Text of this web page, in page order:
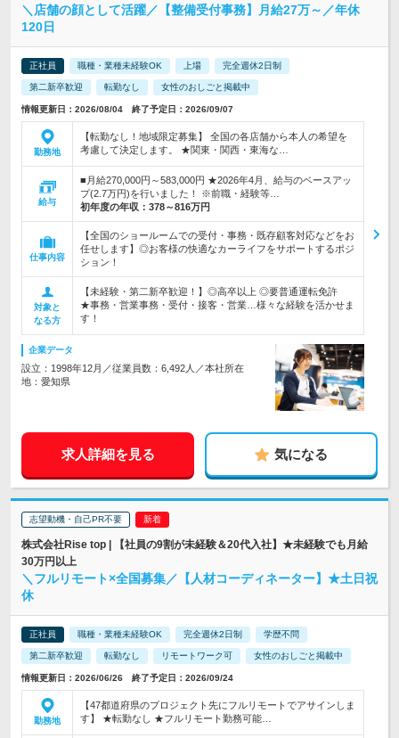
＼店舗の顔として活躍／【整備受付事務】月給27万～／年休
120日
正社員 職種・業種未経験OK 上場 完全週休2日制
第二新卒歓迎 転勤なし 女性のおしごと掲載中
情報更新日：2026/08/04 終了予定日：2026/09/07
勤務地
【転勤なし！地域限定募集】 全国の各店舗から本人の希望を
考慮して決定します。 ★関東・関西・東海な…
給与
■月給270,000円～583,000円 ★2026年4月、給与のベースアッ
プ(2.7万円)を行いました！ ※前職・経験等…
初年度の年収： 378～816万円
仕事内容
【全国のショールームでの受付・事務・既存顧客対応などをお
任せします】◎お客様の快適なカーライフをサポートするポジ
ション！
対象と
なる方
【未経験・第二新卒歓迎！】◎高卒以上 ◎要普通運転免許
★事務・営業事務・受付・接客・営業…様々な経験を活かせま
す！
企業データ
設立：1998年12月／従業員数：6,492人／本社所在
地：愛知県
求人詳細を見る 気になる
志望動機・自己PR不要
株式会社Rise top | 【社員の9割が未経験＆20代入社】★未経験でも月給
30万円以上
＼フルリモート×全国募集／【人材コーディネーター】★土日祝
休
正社員 職種・業種未経験OK 完全週休2日制 学歴不問
第二新卒歓迎 転勤なし リモートワーク可 女性のおしごと掲載中
情報更新日：2026/06/26 終了予定日：2026/09/24
勤務地
【47都道府県のプロジェクト先にフルリモートでアサインしま
す】 ★転勤なし ★フルリモート勤務可能…